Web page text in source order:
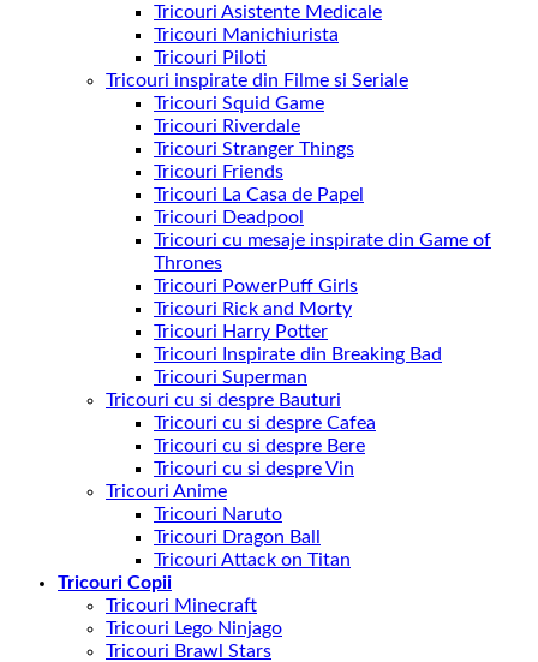
Tricouri Asistente Medicale
Tricouri Manichiurista
Tricouri Piloti
Tricouri inspirate din Filme si Seriale
Tricouri Squid Game
Tricouri Riverdale
Tricouri Stranger Things
Tricouri Friends
Tricouri La Casa de Papel
Tricouri Deadpool
Tricouri cu mesaje inspirate din Game of
Thrones
Tricouri PowerPuff Girls
Tricouri Rick and Morty
Tricouri Harry Potter
Tricouri Inspirate din Breaking Bad
Tricouri Superman
Tricouri cu si despre Bauturi
Tricouri cu si despre Cafea
Tricouri cu si despre Bere
Tricouri cu si despre Vin
Tricouri Anime
Tricouri Naruto
Tricouri Dragon Ball
Tricouri Attack on Titan
Tricouri Copii
Tricouri Minecraft
Tricouri Lego Ninjago
Tricouri Brawl Stars